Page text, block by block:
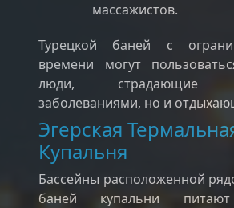
массажистов.
Турецкой баней с
времени могут
люди, страдающие
заболеваниями, но и
Эгерская
Купальня
Бассейны расположенной
баней купальни